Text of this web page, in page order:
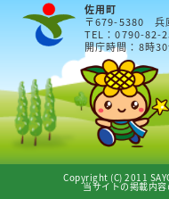
佐用町
〒679-5380 兵
TEL：0790-82-
開庁時間：8時
Copyright (C) 2011
当サイトの掲載内容